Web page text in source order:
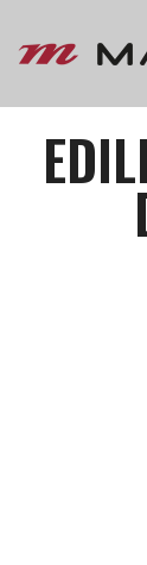
« VOLTAR